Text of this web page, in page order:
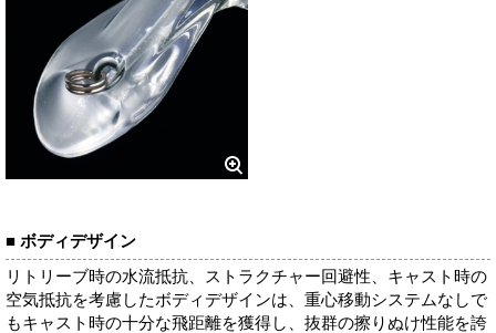
■ ボディデザイン
リトリーブ時の水流抵抗、ストラクチャー回避性、キャスト時の
空気抵抗を考慮したボディデザインは、重心移動システムなしで
もキャスト時の十分な飛距離を獲得し、抜群の擦りぬけ性能を誇